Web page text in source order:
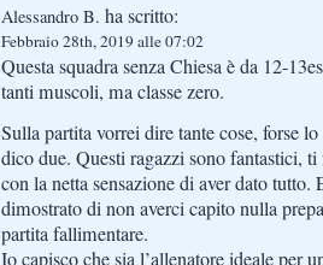
Alessandro B. ha scritto:
Febbraio 28th, 2019 alle 07:02
Questa squadra senza Chiesa è da 12-
tanti muscoli, ma classe zero.
Sulla partita vorrei dire tante cose, forse
dico due. Questi ragazzi sono fantastici,
con la netta sensazione di aver dato
dimostrato di non averci capito nulla
partita fallimentare.
Io capisco che sia l’allenatore ideale per